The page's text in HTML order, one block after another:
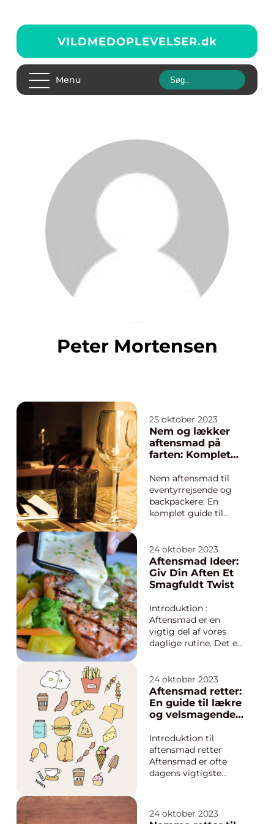
VILDMEDOPLEVELSER.dk
Menu
Peter Mortensen
25 oktober 2023
Nem og lækker
aftensmad på
farten: Komplet
eventyrrejsende
og backpackere
Nem aftensmad til
eventyrrejsende og
backpackere: En
komplet guide til
aftensmad og vigtige
tips Der er få ting, der
kan ødelægge dagens
eventyr mere end sult,
og rejse. Det er her,
nem af...
24 oktober 2023
Aftensmad Ideer:
Giv Din Aften Et
Smagfuldt Twist
Introduktion :
Aftensmad er en
vigtig del af vores
daglige rutine. Det er
omkring spisebordet
eller vennerne mødes
for at hygge sig og
nyde et godt måltid
inspiration til
aftensmad kan nogle
ga...
24 oktober 2023
Aftensmad retter:
En guide til lækre
og velsmagende
Introduktion til
aftensmad retter
Aftensmad er ofte
dagens vigtigste
omkring bordet for at
nyde velsmagende
24 oktober 2023